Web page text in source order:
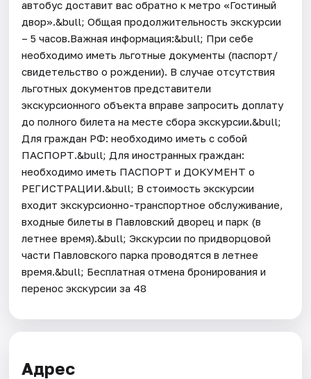
автобус доставит вас обратно к метро «Гостиный
двор».&bull; Общая продолжительность экскурсии
– 5 часов.Важная информация:&bull; При себе
необходимо иметь льготные документы (паспорт/
свидетельство о рождении). В случае отсутствия
льготных документов представители
экскурсионного объекта вправе запросить доплату
до полного билета на месте сбора экскурсии.&bull;
Для граждан РФ: необходимо иметь с собой
ПАСПОРТ.&bull; Для иностранных граждан:
необходимо иметь ПАСПОРТ и ДОКУМЕНТ о
РЕГИСТРАЦИИ.&bull; В стоимость экскурсии
входит экскурсионно-транспортное обслуживание,
входные билеты в Павловский дворец и парк (в
летнее время).&bull; Экскурсии по придворцовой
части Павловского парка проводятся в летнее
время.&bull; Бесплатная отмена бронирования и
перенос экскурсии за 48
Адрес